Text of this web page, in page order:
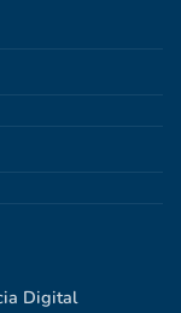
Digital